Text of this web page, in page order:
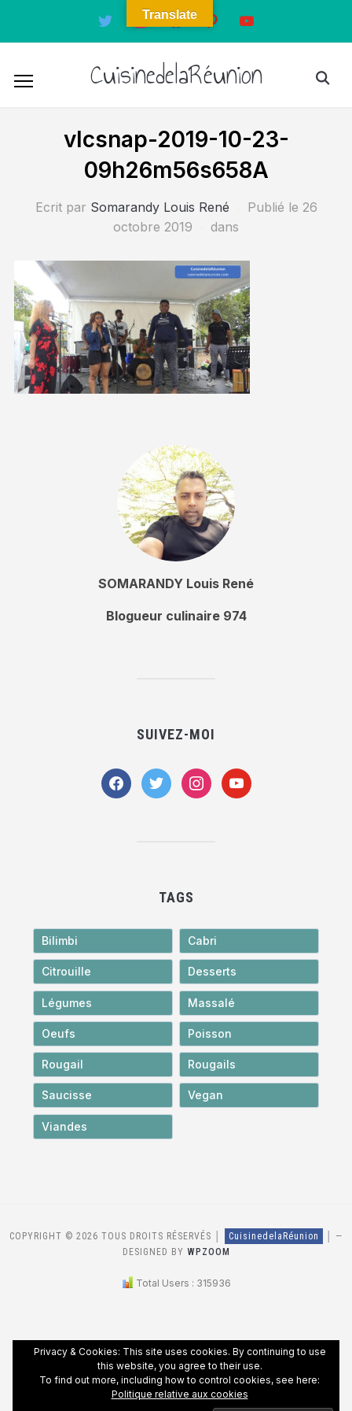
twitter instagramfacebookpinterestyoutube
CuisinedelaRéunion
vlcsnap-2019-10-23-
09h26m56s658A
Ecrit par Somarandy Louis René Publié le 26
octobre 2019
dans
SOMARANDY Louis René
Blogueur culinaire 974
SUIVEZ-MOI
facebooktwitter instagramyoutube
TAGS
Bilimbi Cabri
Citrouille Desserts
Légumes Massalé
Oeufs Poisson
Rougail Rougails
Saucisse Vegan
Viandes
COPYRIGHT © 2026 TOUS DROITS RÉSERVÉS │ CuisinedelaRéunion
—
DESIGNED BY WPZOOM
Total Users : 315936
Translate
Privacy & Cookies: This site uses cookies. By continuing to use
this website, you agree to their use.
To find out more, including how to control cookies, see here:
Politique relative aux cookies